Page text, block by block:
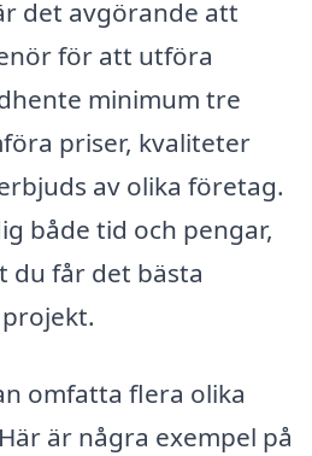
det avgörande att
för att utföra
minimum tre
priser, kvaliteter
av olika företag.
både tid och pengar,
du får det bästa
omfatta flera olika
är några exempel på